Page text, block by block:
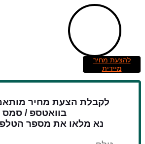
להצעת מחיר
מיידית
לקבלת הצעת מחיר
בוואטספ / סמס
נא מלאו את מספר